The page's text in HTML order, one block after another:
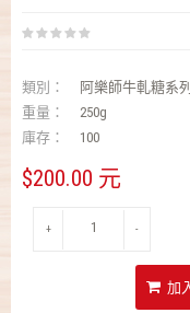
類別：
阿樂師牛軋糖系列
重量：
250g
庫存：
100
$200.00 元
+ -